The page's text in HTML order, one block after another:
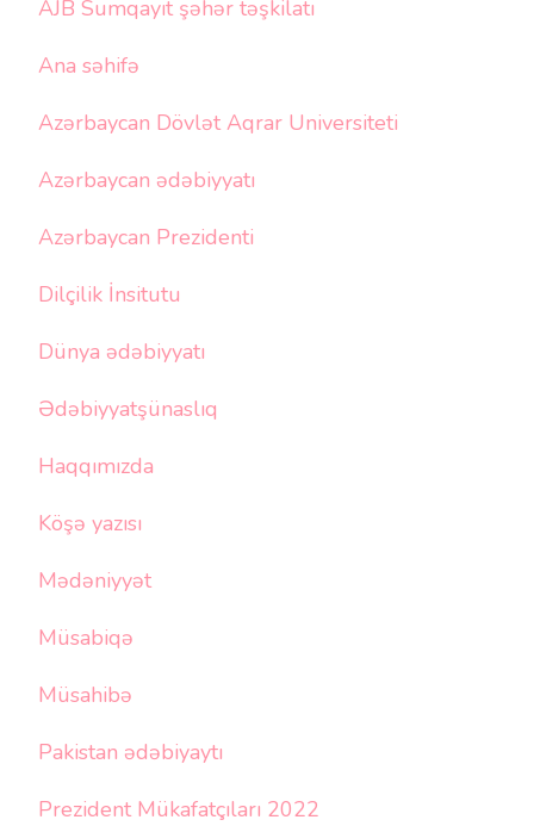
AJB Sumqayıt şəhər təşkilatı
Ana səhifə
Azərbaycan Dövlət Aqrar Universiteti
Azərbaycan ədəbiyyatı
Azərbaycan Prezidenti
Dilçilik İnsitutu
Dünya ədəbiyyatı
Ədəbiyyatşünaslıq
Haqqımızda
Köşə yazısı
Mədəniyyət
Müsabiqə
Müsahibə
Pakistan ədəbiyaytı
Prezident Mükafatçıları 2022